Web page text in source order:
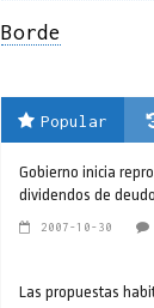
Borde
Popular
Gobierno inicia
dividendos de
2007-10-30
Las propuestas